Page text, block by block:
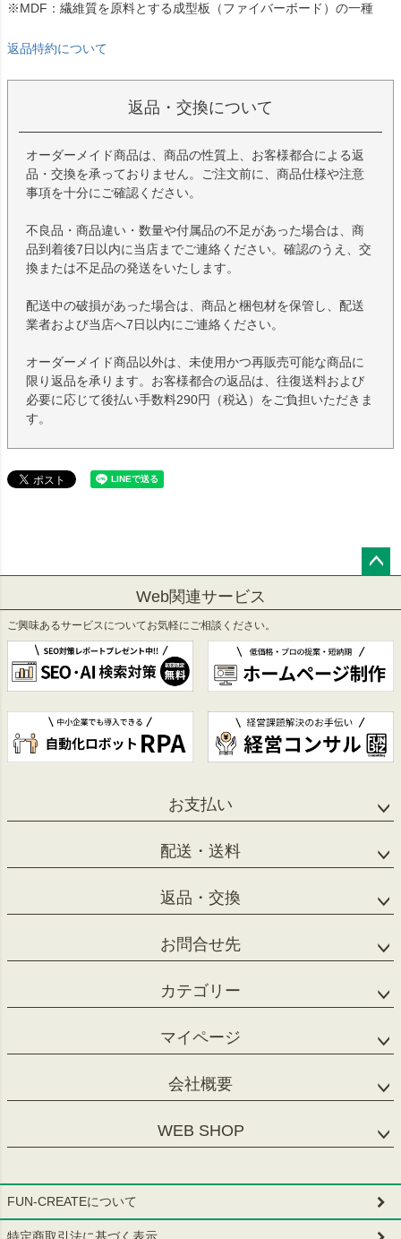
※MDF：繊維質を原料とする成型板（ファイバーボード）の一種
返品特約について
返品・交換について
オーダーメイド商品は、商品の性質上、お客様都合による返
品・交換を承っておりません。ご注文前に、商品仕様や注意
事項を十分にご確認ください。
不良品・商品違い・数量や付属品の不足があった場合は、商
品到着後7日以内に当店までご連絡ください。確認のうえ、交
換または不足品の発送をいたします。
配送中の破損があった場合は、商品と梱包材を保管し、配送
業者および当店へ7日以内にご連絡ください。
オーダーメイド商品以外は、未使用かつ再販売可能な商品に
限り返品を承ります。お客様都合の返品は、往復送料および
必要に応じて後払い手数料290円（税込）をご負担いただきま
す。
へ
Web関連サービス
ご興味あるサービスについてお気軽にご相談ください。
お支払い
配送・送料
返品・交換
お問合せ先
カテゴリー
マイページ
会社概要
WEB SHOP
FUN-CREATEについて